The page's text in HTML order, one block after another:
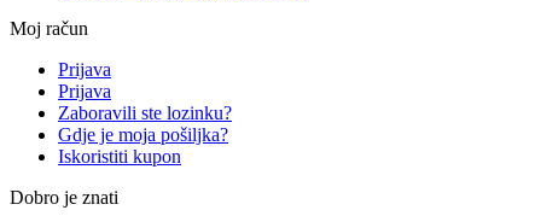
Moj račun
Prijava
Prijava
Zaboravili ste lozinku?
Gdje je moja pošiljka?
Iskoristiti kupon
Dobro je znati